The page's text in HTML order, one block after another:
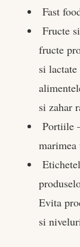
Fast
Fructe
fructe
si
si zahar
Portiile
marimea
Evita
si